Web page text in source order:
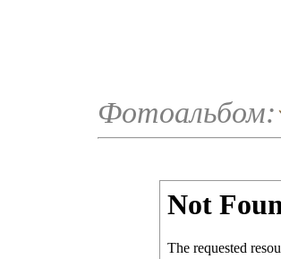
Фотоальбом: